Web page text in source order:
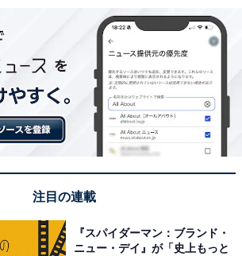
注目の連載
『スパイダーマン：ブランド・
ニュー・デイ』が「史上もっと